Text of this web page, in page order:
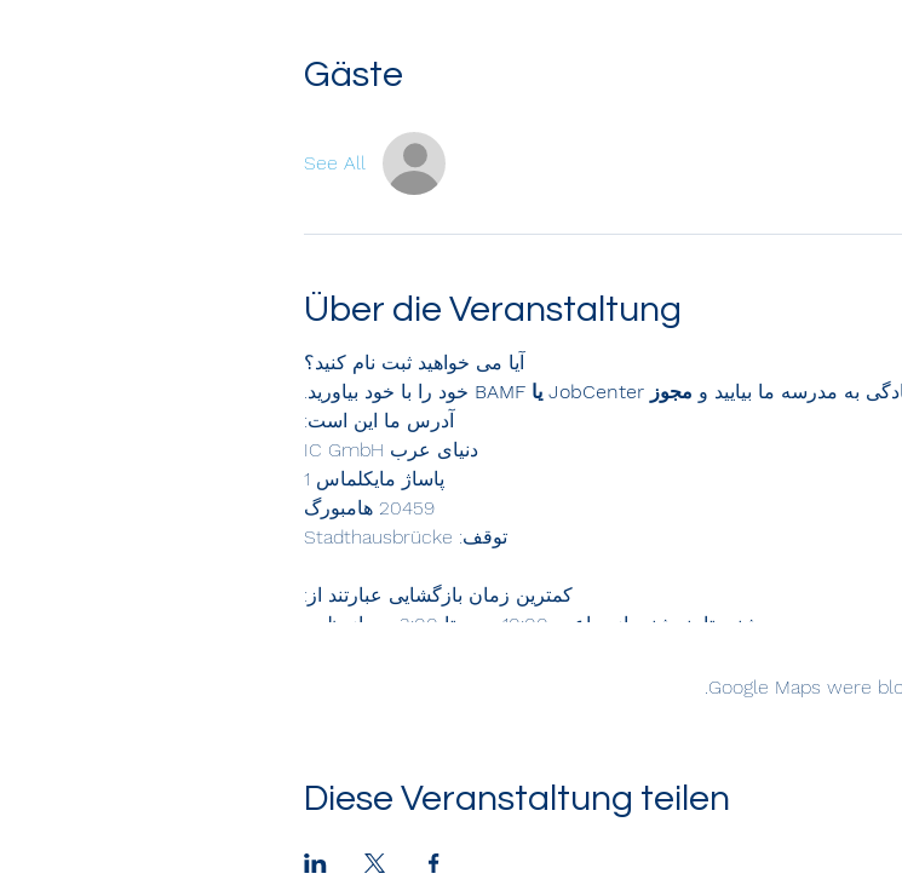
Gäste
See All
Über die Veranstaltung
آیا می خواهید ثبت نام کنید؟
به مدرسه ما بیایید و مجوز JobCenter یا BAMF
خود را با خود بیاورید.
آدرس ما این است:
دنیای عرب IC GmbH
پاساژ مایکلماس 1
20459 هامبورگ
توقف: Stadthausbrücke
کمترین زمان بازگشایی عبارتند از:
دوشنبه تا پنجشنبه از ساعت 10:00 صبح تا 3:00 بعد از ظهر.
Google Maps were
Diese Veranstaltung teilen